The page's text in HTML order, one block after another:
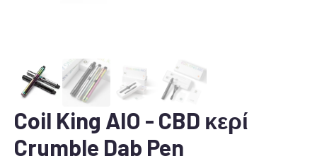
Coil King AIO - CBD κερί
Crumble Dab Pen